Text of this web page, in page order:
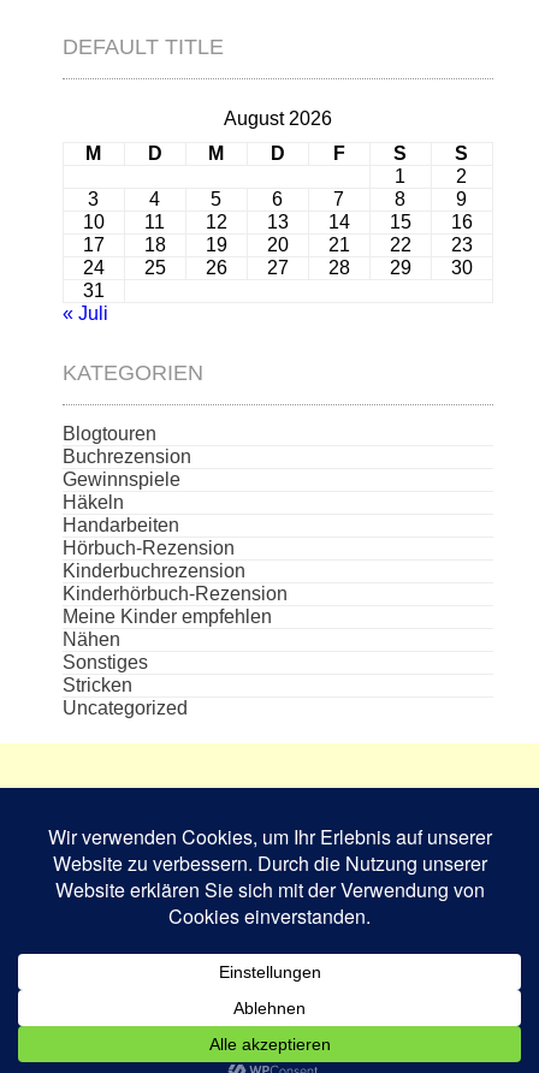
DEFAULT TITLE
August 2026
M
D M D F S
S
1
2
3
4 5 6 7 8
9
10
11 12 13 14 15
16
17
18 19 20 21 22
23
24
25 26 27 28 29
30
31
« Juli
KATEGORIEN
Blogtouren
Buchrezension
Gewinnspiele
Häkeln
Handarbeiten
Hörbuch-Rezension
Kinderbuchrezension
Kinderhörbuch-Rezension
Meine Kinder empfehlen
Nähen
Sonstiges
Stricken
Uncategorized
sind das Eigentum des jeweiligen Verlages bzw.
Schriftstellers und dienen nur zur
Veranschaulichung.
Book Rev Litepowered byWordPress